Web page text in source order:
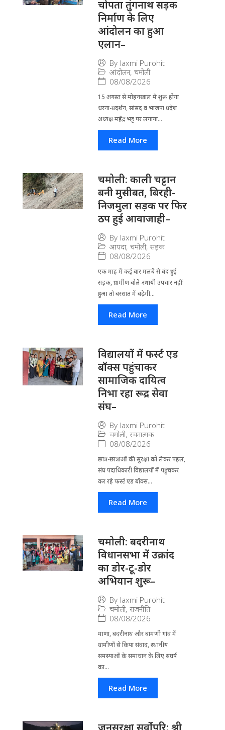
चोपता तुंगनाथ सड़क
निर्माण के लिए
आंदोलन का हुआ
एलान–
By laxmi Purohit
आंदोलन, चमोली
08/08/2026
15 अगस्त से मोहनखाल में शुरू होगा
धरना-प्रदर्शन, सांसद व भाजपा प्रदेश
अध्यक्ष महेंद्र भट्ट पर लगाया...
Read More
चमोली: काली चट्टान
बनी मुसीबत, बिरही-
निजमुला सड़क पर फिर
ठप हुई आवाजाही–
By laxmi Purohit
आपदा, चमोली, सड़क
08/08/2026
एक माह में कई बार मलबे से बंद हुई
सड़क, ग्रामीण बोले-स्थायी उपचार नहीं
हुआ तो बरसात में बढ़ेगी...
Read More
विद्यालयों में फर्स्ट एड
बॉक्स पहुंचाकर
सामाजिक दायित्व
निभा रहा रूद्र सेवा
संघ–
By laxmi Purohit
चमोली, रचनात्मक
08/08/2026
छात्र-छात्राओं की सुरक्षा को लेकर पहल,
संघ पदाधिकारी विद्यालयों में पहुंचकर
कर रहे फर्स्ट एड बॉक्स...
Read More
चमोली: बदरीनाथ
विधानसभा में उक्रांद
का डोर-टू-डोर
अभियान शुरू–
By laxmi Purohit
चमोली, राजनीति
08/08/2026
माणा, बदरीनाथ और बामणी गांव में
ग्रामीणों से किया संवाद, स्थानीय
समस्याओं के समाधान के लिए संघर्ष
का...
Read More
जनसुरक्षा सर्वोपरि: श्री